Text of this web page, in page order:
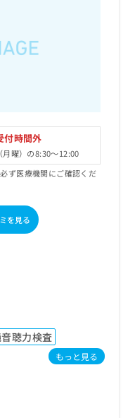
付時間外
曜）の8:30～12:00
ず医療機関にご確認くだ
を見る
聴力検査
もっと見る